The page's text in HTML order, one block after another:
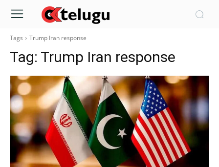
Tags Trump Iran response
Tag: Trump Iran response